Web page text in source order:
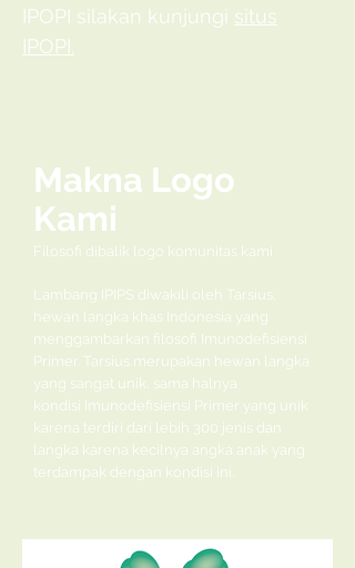
IPOPI silakan kunjungi situs
IPOPI.
Makna Logo
Kami
Filosofi dibalik logo komunitas kami
Lambang IPIPS diwakili oleh Tarsius,
hewan langka khas Indonesia yang
menggambarkan filosofi Imunodefisiensi
Primer. Tarsius merupakan hewan langka
yang sangat unik, sama halnya
kondisi Imunodefisiensi Primer yang unik
karena terdiri dari lebih 300 jenis dan
langka karena kecilnya angka anak yang
terdampak dengan kondisi ini.